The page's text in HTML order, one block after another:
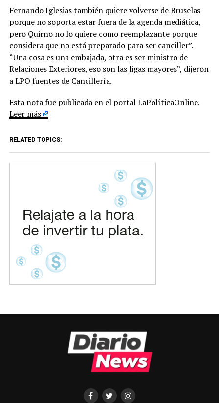
Fernando Iglesias también quiere volverse de Bruselas
porque no soporta estar fuera de la agenda mediática,
pero Quirno no lo quiere como reemplazante porque
considera que no está preparado para ser canciller”.
“Una cosa es una embajada, otra es ser ministro de
Relaciones Exteriores, eso son las ligas mayores”, dijeron
a LPO fuentes de Cancillería.
Esta nota fue publicada en el portal LaPolíticaOnline.
Leer más
RELATED TOPICS: